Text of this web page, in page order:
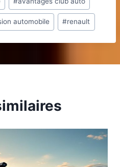
automobile #renault